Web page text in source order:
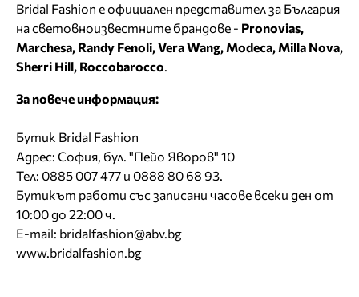
Bridal Fashion е официален представител за България
на световноизвестните брандове - Pronovias,
Marchesa, Randy Fenoli, Vera Wang, Modeca, Milla Nova,
Sherri Hill, Roccobarocco.
За повече информация:
Бутик Bridal Fashion
Адрес: София, бул. "Пейо Яворов" 10
Тел: 0885 007 477 и 0888 80 68 93.
Бутикът работи със записани часове всеки ден от
10:00 до 22:00 ч.
E-mail: bridalfashion@abv.bg
www.bridalfashion.bg